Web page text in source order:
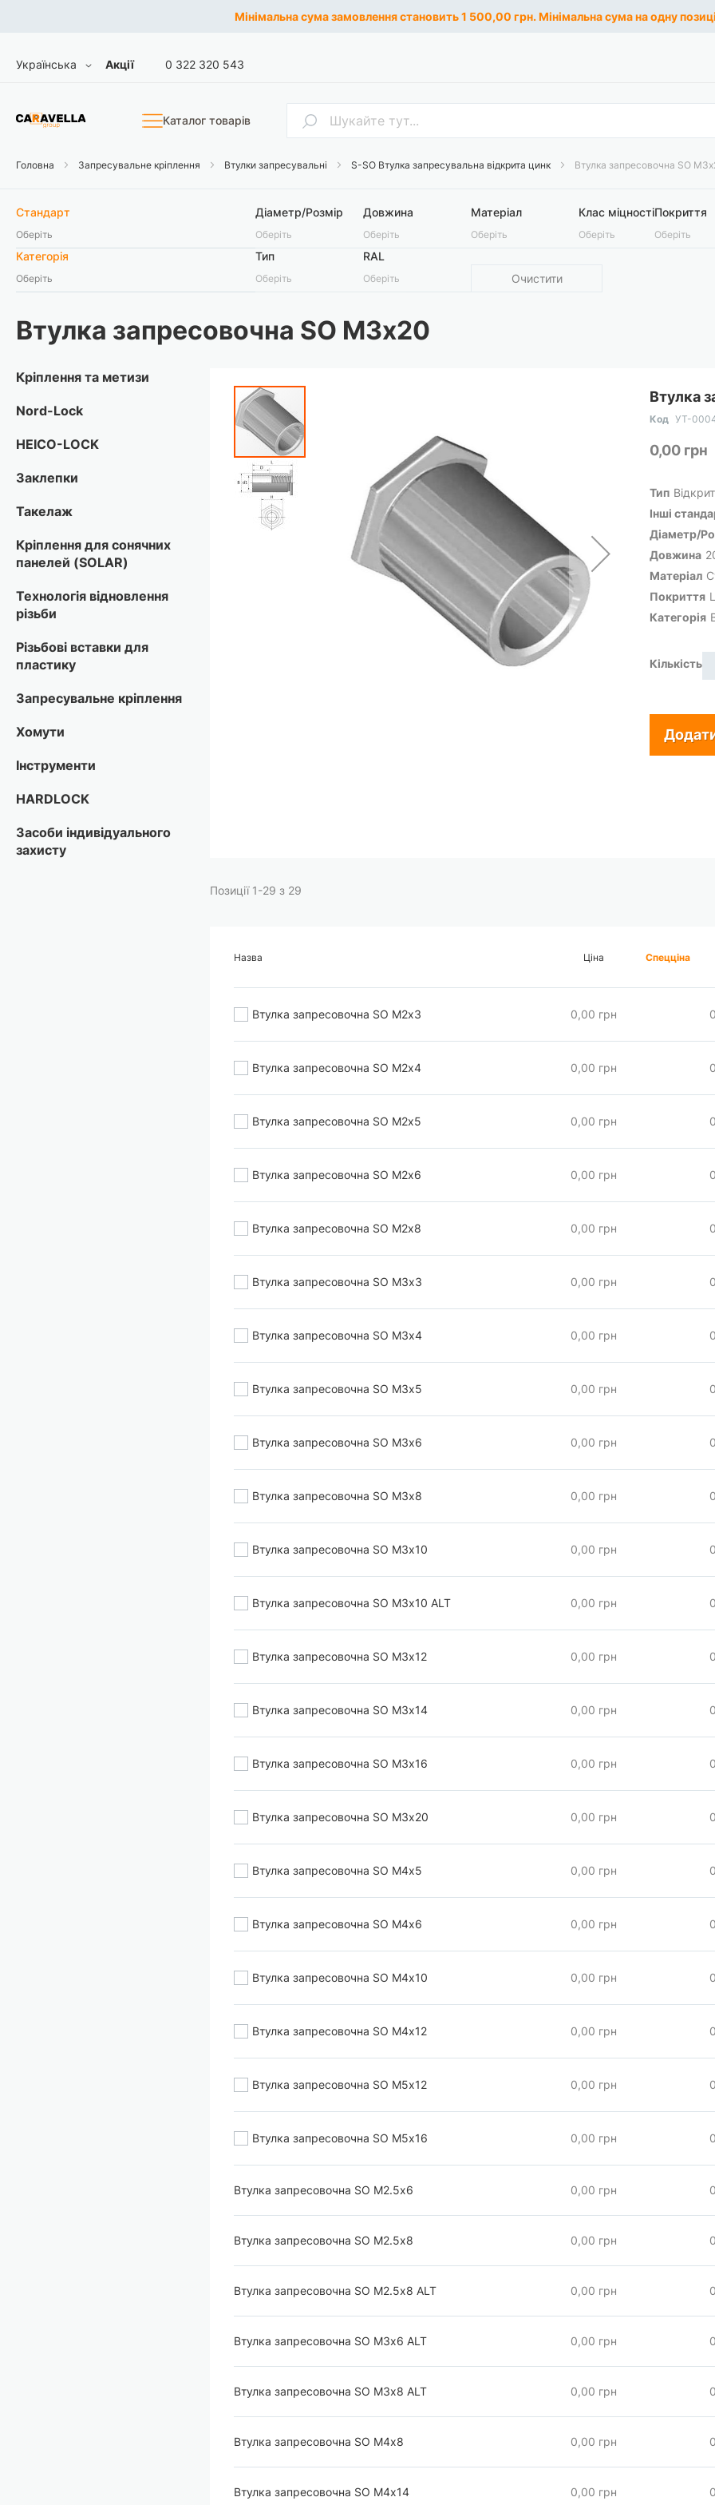
Мінімальна сума замовлення становить 1 500,00 грн. Мінімальна сума на одну
Skip
Мова
Українська Акції 0 322 320 543
Каталог товарів Пошук
Головна Запресувальне кріплення Втулки запресувальні S-SO Втулка запресувальна відкрита цинк Втулка запресовочна SO
Стандарт
Оберіть
Категорія
Оберіть
Діаметр/Розмір
Оберіть
Довжина
Оберіть
Матеріал
Оберіть
Клас міцності
Оберіть
Покриття
Оберіть
Тип
Оберіть
RAL
Оберіть Очистити
Втулка запресовочна SO М3х20
Втулка
Код УТ-
0,00 грн
Тип
Інші
Діаметр/
Довжина
Матеріал
Покриття
Категорія
Кількість
Перейти
до
кінця
галереї
зображень
Позиції 1-29 з 29
Назва Ціна Спецціна
Втулка запресовочна SO М2х3 0,00 грн
Втулка запресовочна SO М2х4 0,00 грн
Втулка запресовочна SO М2х5 0,00 грн
Втулка запресовочна SO М2х6 0,00 грн
Втулка запресовочна SO М2х8 0,00 грн
Втулка запресовочна SO М3х3 0,00 грн
Втулка запресовочна SO М3х4 0,00 грн
Втулка запресовочна SO М3х5 0,00 грн
Втулка запресовочна SO М3х6 0,00 грн
Втулка запресовочна SO М3х8 0,00 грн
Втулка запресовочна SO М3х10 0,00 грн
Втулка запресовочна SO М3х10 АLT 0,00 грн
Втулка запресовочна SO М3х12 0,00 грн
Втулка запресовочна SO М3х14 0,00 грн
Втулка запресовочна SO М3х16 0,00 грн
Втулка запресовочна SO М3х20 0,00 грн
Втулка запресовочна SO М4х5 0,00 грн
Втулка запресовочна SO М4х6 0,00 грн
Втулка запресовочна SO М4х10 0,00 грн
Втулка запресовочна SO М4х12 0,00 грн
Втулка запресовочна SO М5х12 0,00 грн
Втулка запресовочна SO М5х16 0,00 грн
Втулка запресовочна SO М2.5х6 0,00 грн
Втулка запресовочна SO М2.5х8 0,00 грн
Втулка запресовочна SO М2.5х8 АLT 0,00 грн
Втулка запресовочна SO М3х6 АLT 0,00 грн
Втулка запресовочна SO М3х8 АLT 0,00 грн
Втулка запресовочна SO М4х8 0,00 грн
Втулка запресовочна SO М4х14 0,00 грн
Кріплення та метизи
Nord-Lock
HEICO-LOCK
Заклепки
Такелаж
Кріплення для сонячних
панелей (SOLAR)
Технологія відновлення
різьби
Різьбові вставки для
пластику
Запресувальне кріплення
Хомути
Інструменти
HARDLOCK
Засоби індивідуального
захисту